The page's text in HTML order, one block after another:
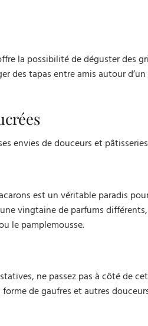
la possibilité de déguster des
des tapas entre amis autour
envies de douceurs et
est un véritable paradis
vingtaine de parfums
le pamplemousse.
ne passez pas à côté de
de gaufres et autres